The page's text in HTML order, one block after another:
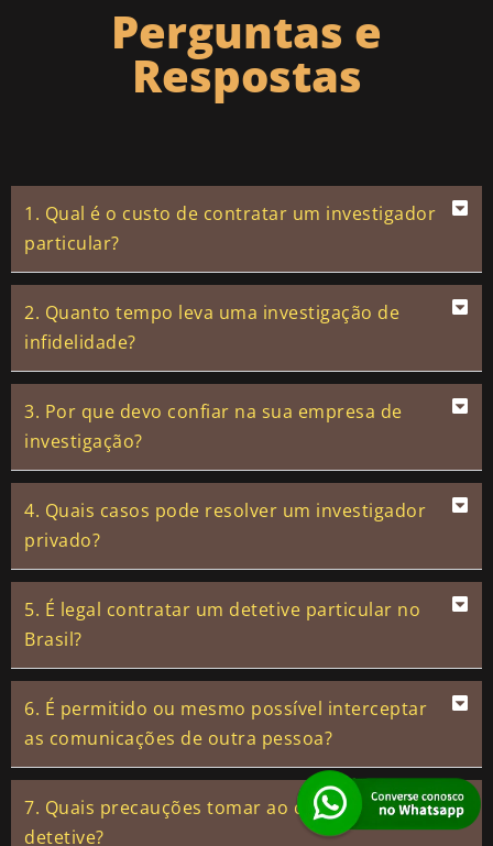
Perguntas e
Respostas
1. Qual é o custo de contratar um investigador
particular?
2. Quanto tempo leva uma investigação de
infidelidade?
3. Por que devo confiar na sua empresa de
investigação?
4. Quais casos pode resolver um investigador
privado?
5. É legal contratar um detetive particular no
Brasil?
6. É permitido ou mesmo possível interceptar
as comunicações de outra pessoa?
7. Quais precauções tomar ao contratar um
detetive?